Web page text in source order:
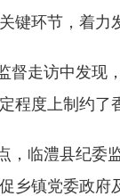
键环节，着
督走访中发现
程度上制约了
，临澧县纪委
乡镇党委政